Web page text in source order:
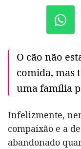
O cão não
comida, mas
uma família
Infelizmente,
compaixão e a
abandonado